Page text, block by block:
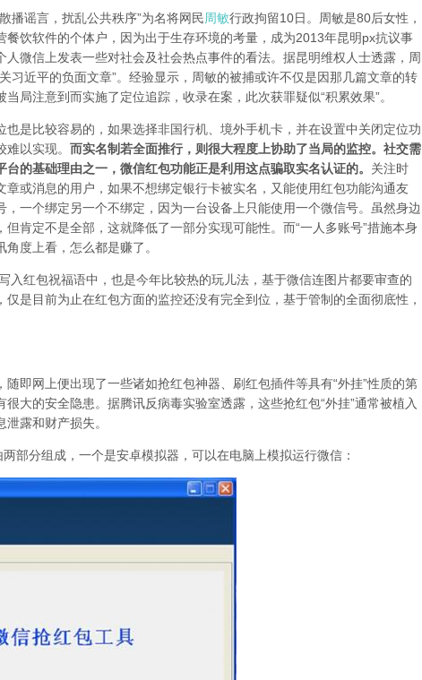
谣言，扰乱公共秩序”为名将网民周敏行政拘留10日。周敏是80后女性，
餐饮软件的个体户，因为出于生存环境的考量，成为2013年昆明px抗议事
微信上发表一些对社会及社会热点事件的看法。据昆明维权人士透露，周
习近平的负面文章”。经验显示，周敏的被捕或许不仅是因那几篇文章的转
局注意到而实施了定位追踪，收录在案，此次获罪疑似“积累效果”。
是比较容易的，如果选择非国行机、境外手机卡，并在设置中关闭定位功
以实现。 而实名制若全面推行，则很大程度上协助了当局的监控。社交需
的基础理由之一，微信红包功能正是利用这点骗取实名认证的。 关注时
章或消息的用户，如果不想绑定银行卡被实名，又能使用红包功能沟通友
一个绑定另一个不绑定，因为一台设备上只能使用一个微信号。虽然身边
肯定不是全部，这就降低了一部分实现可能性。而“一人多账号”措施本身
度上看，怎么都是赚了。
红包祝福语中，也是今年比较热的玩儿法，基于微信连图片都要审查的
是目前为止在红包方面的监控还没有完全到位，基于管制的全面彻底性，
网上便出现了一些诸如抢红包神器、刷红包插件等具有“外挂”性质的第
大的安全隐患。据腾讯反病毒实验室透露，这些抢红包“外挂”通常被植入
露和财产损失。
两部分组成，一个是安卓模拟器，可以在电脑上模拟运行微信：